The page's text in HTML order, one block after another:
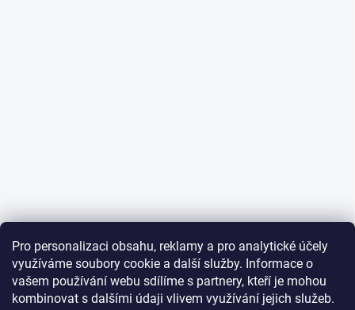
Pro personalizaci obsahu, reklamy a pro analytické účely
využíváme soubory cookie a další služby. Informace o
vašem používání webu sdílíme s partnery, kteří je mohou
kombinovat s dalšími údaji vlivem využívání jejich služeb.